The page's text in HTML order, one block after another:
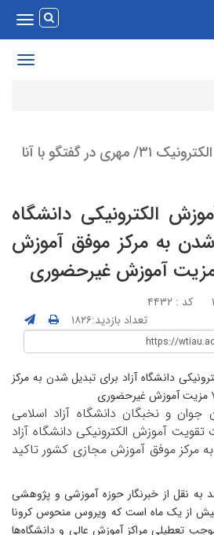
Toggle
Toggle
دانشگاه برخط؛ آموزش الکترونیک ۳۱/ مهری در گفتگو با آنا
الکترونیکی دانشگاه
به مرکز موفق آموزش
کد : ۴۴۳۲
تعداد بازدید:۱۸۲۶
و نخبگان دانشگاه آزاد اسلامی
آموزش الکترونیکی دانشگاه آزاد
موفق آموزش مجازی کشور تاکید
از خبرنگار حوزه آموزشی و پژوهشی
از یک ماه است که ویروس منحوس کرونا
مراکز آموزش عالی و دانشگاه‌ها